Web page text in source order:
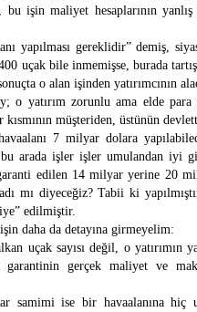
işin maliyet hesaplarının yanlış
yapılması gereklidir” demiş,
uçak bile inmemişse, burada
o alan işinden yatırımcının
o yatırım zorunlu ama elde para
müşteriden, üstünün
7 milyar dolara
arada işler işler umulandan iyi
edilen 14 milyar yerine 20
mı diyeceğiz? Tabii ki
edilmiştir.
daha da detayına girmeyelim:
uçak sayısı değil, o yatırımın
garantinin gerçek maliyet ve
samimi ise bir havaalanına hiç